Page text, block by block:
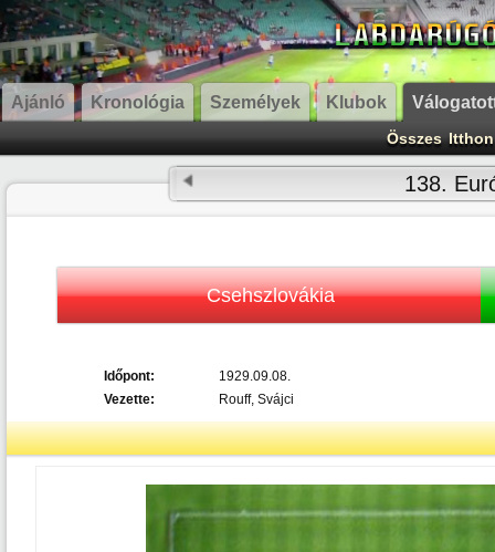
Ajánló Kronológia Személyek Klubok
Összes Itthon
138.
Csehszlovákia
Időpont:
1929.09.08.
Vezette:
Rouff, Svájci